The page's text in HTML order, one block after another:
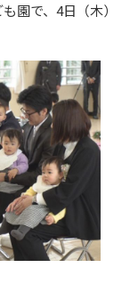
園で、4日（木）